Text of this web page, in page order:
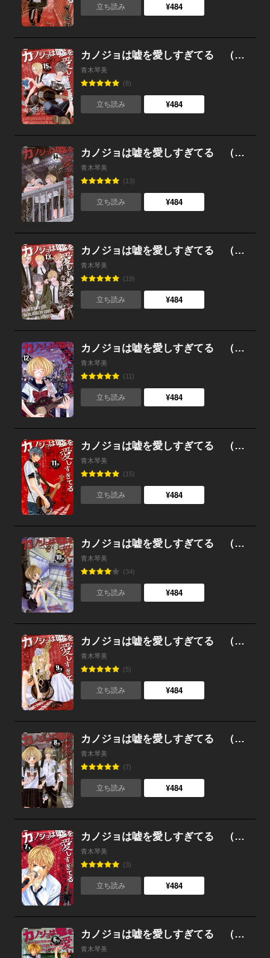
立ち読み ¥484
カノジョは嘘を愛しすぎてる （15）
青木琴美
(8)
立ち読み ¥484
カノジョは嘘を愛しすぎてる （14）
青木琴美
(13)
立ち読み ¥484
カノジョは嘘を愛しすぎてる （13）
青木琴美
(19)
立ち読み ¥484
カノジョは嘘を愛しすぎてる （12）
青木琴美
(11)
立ち読み ¥484
カノジョは嘘を愛しすぎてる （11）
青木琴美
(15)
立ち読み ¥484
カノジョは嘘を愛しすぎてる （10）
青木琴美
(34)
立ち読み ¥484
カノジョは嘘を愛しすぎてる （9）
青木琴美
(5)
立ち読み ¥484
カノジョは嘘を愛しすぎてる （8）
青木琴美
(7)
立ち読み ¥484
カノジョは嘘を愛しすぎてる （7）
青木琴美
(3)
立ち読み ¥484
カノジョは嘘を愛しすぎてる （6）
青木琴美